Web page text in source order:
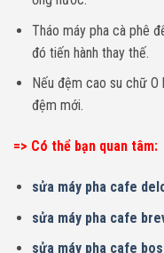
Tháo máy pha cà phê
đó tiến hành thay thế.
Nếu đệm cao su chữ
đệm mới.
=> Có thể bạn quan tâm:
sửa máy pha cafe
sửa máy pha cafe
sửa máy pha cafe